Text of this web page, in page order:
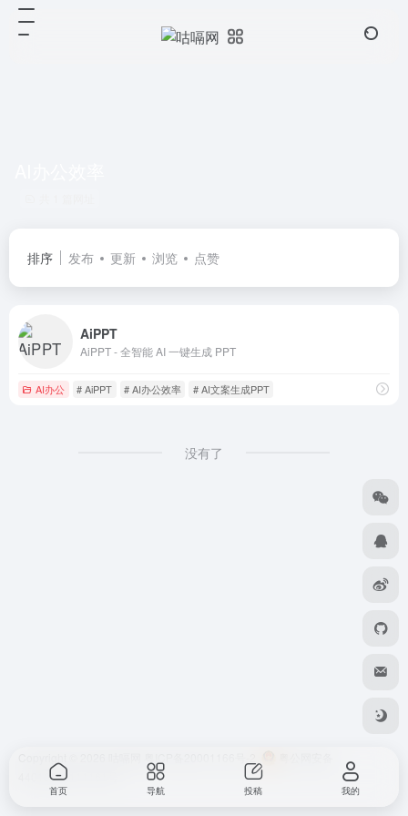
排序 发布 更新 浏览 点赞
AiPPT
AiPPT - 全智能 AI 一键生成 PPT
AI办公 # AiPPT # AI办公效率 # AI文案生成PPT
没有了
44010302111161号
首页 导航 投稿 我的